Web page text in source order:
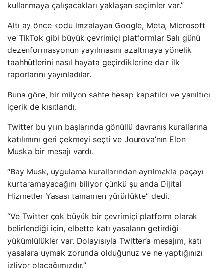
kullanmaya çalışacakları yaklaşan seçimler var.”
Altı ay önce kodu imzalayan Google, Meta, Microsoft
ve TikTok gibi büyük çevrimiçi platformlar Salı günü
dezenformasyonun yayılmasını azaltmaya yönelik
taahhütlerini nasıl hayata geçirdiklerine dair ilk
raporlarını yayınladılar.
Buna göre, bir milyon sahte hesap kapatıldı ve yanıltıcı
içerik de kısıtlandı.
Twitter bu yılın başlarında gönüllü davranış kurallarına
katılımını geri çekmeyi seçti ve Jourova’nın Elon
Musk’a bir mesajı vardı.
“Bay Musk, uygulama kurallarından ayrılmakla paçayı
kurtaramayacağını biliyor çünkü şu anda Dijital
Hizmetler Yasası tamamen yürürlükte” dedi.
“Ve Twitter çok büyük bir çevrimiçi platform olarak
belirlendiği için, elbette katı yasaların getirdiği
yükümlülükler var. Dolayısıyla Twitter’a mesajım, katı
yasalara uymak zorunda olduğunuz ve ne yaptığınızı
izliyor olacağımızdır.”